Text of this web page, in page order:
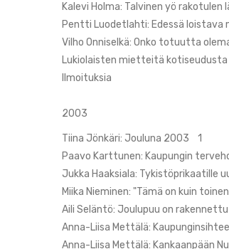
Kalevi Holma: Talvinen yö
Pentti Luodetlahti: Edessä
Vilho Onniselkä: Onko totuutta
Lukiolaisten mietteitä
Ilmoituksia
2003
Tiina Jönkäri: Jouluna 2003 1
Paavo Karttunen: Kaupungin
Jukka Haaksiala: Tykistöprikaatille
Miika Nieminen: "Tämä on kuin
Aili Seläntö: Joulupuu on
Anna-Liisa Mettälä:
Anna-Liisa Mettälä: Kankaanpään